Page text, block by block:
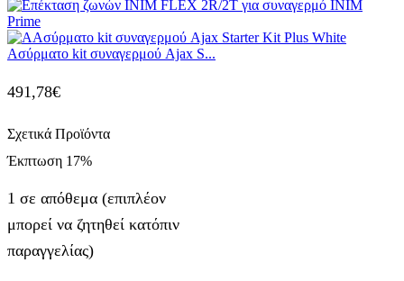
Ασύρματο kit συναγερμού Ajax S...
491,78€
Σχετικά Προϊόντα
Έκπτωση 17%
1 σε απόθεμα (επιπλέον
μπορεί να ζητηθεί κατόπιν
παραγγελίας)